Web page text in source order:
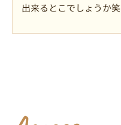
出来るとこでしょうか笑